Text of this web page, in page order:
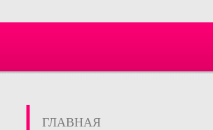
ГЛАВНАЯ